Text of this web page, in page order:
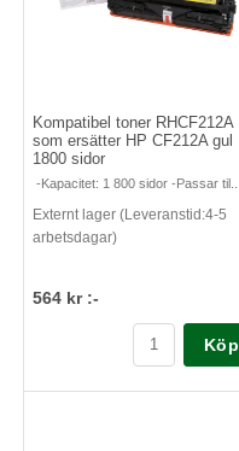
Kompatibel toner RHCF212A
som ersätter HP CF212A gul
1800 sidor
-Kapacitet: 1 800 sidor -Passar til...
Externt lager (Leveranstid:4-5
arbetsdagar)
564 kr :-
Köp